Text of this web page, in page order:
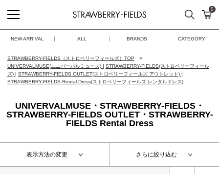
STRAWBERRY-FIELDS
検索 カ
0
NEW ARRIVAL ALL BRANDS CATEGORY
STRAWBERRY-FIELDS（ストロベリーフィールズ）TOP
UNIVERVALMUSE(ユニバーバルミューズ) | STRAWBERRY-FIELDS(ストロベリーフィール
ズ) | STRAWBERRY-FIELDS OUTLET(ストロベリーフィールズ アウトレット) |
STRAWBERRY-FIELDS Rental Dress(ストロベリーフィールズ レンタルドレス)
UNIVERVALMUSE・STRAWBERRY-FIELDS・
STRAWBERRY-FIELDS OUTLET・STRAWBERRY-
FIELDS Rental Dress
表示方法の変更 さらに絞り込む